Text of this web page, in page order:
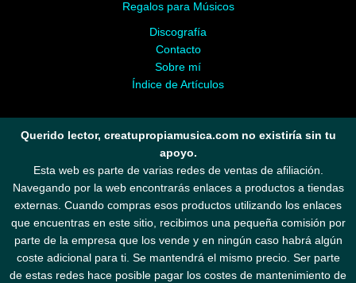
Regalos para Músicos
Discografía
Contacto
Sobre mí
Índice de Artículos
Querido lector, creatupropiamusica.com no existiría sin tu
apoyo.
Esta web es parte de varias redes de ventas de afiliación.
Navegando por la web encontrarás enlaces a productos a tiendas
externas. Cuando compras esos productos utilizando los enlaces
que encuentras en este sitio, recibimos una pequeña comisión por
parte de la empresa que los vende y en ningún caso habrá algún
coste adicional para ti. Se mantendrá el mismo precio. Ser parte
de estas redes hace posible pagar los costes de mantenimiento de